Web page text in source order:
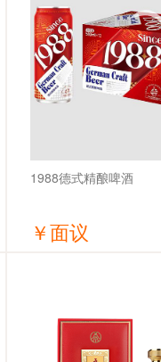
1988德式精酿啤酒
￥面议